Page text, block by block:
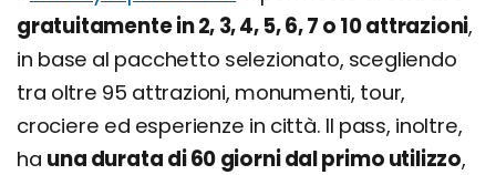
gratuitamente in 2, 3, 4, 5, 6, 7 o 10 attrazioni,
in base al pacchetto selezionato, scegliendo
tra oltre 95 attrazioni, monumenti, tour,
crociere ed esperienze in città. Il pass, inoltre,
ha una durata di 60 giorni dal primo utilizzo,